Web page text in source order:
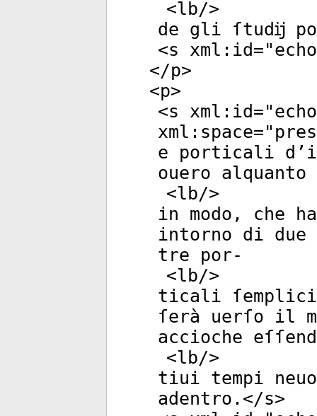
<lb/>
de gli ſtudĳ
<s xml:id="
</p>
<p>
<s xml:id="
xml:space="
e porticali
ouero
<lb/>
in modo, che
intorno di
tre por-
<lb/>
ticali
ſerà uerſo il
accioche
<lb/>
tiui tempi
adentro.</s>